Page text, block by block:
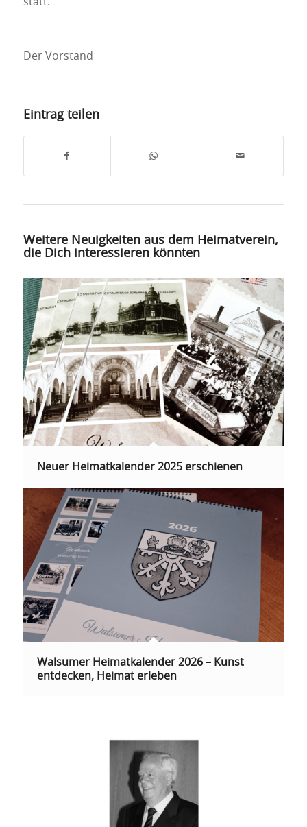
Der Vorstand
Eintrag teilen
Weitere Neuigkeiten aus dem Heimatverein,
die Dich interessieren könnten
Neuer Heimatkalender 2025 erschienen
Walsumer Heimatkalender 2026 – Kunst
entdecken, Heimat erleben